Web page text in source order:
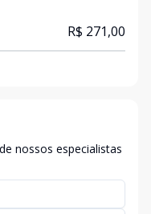
R$ 271,00
nossos especialistas